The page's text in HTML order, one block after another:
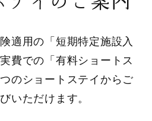
適用の「短期特定施設入
費での「有料ショートス
のショートステイからご
いただけます。